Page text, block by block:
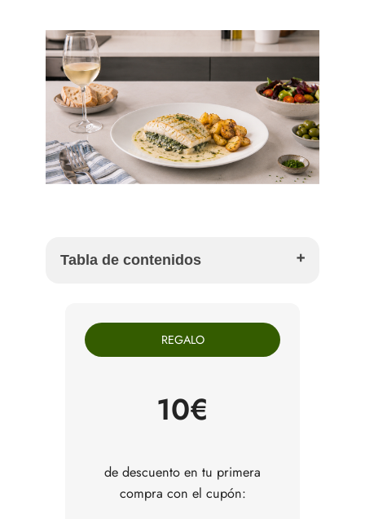
Tabla de contenidos
la crema
Ingredientes para preparar merluza rellena
Cómo hacer merluza rellena de espinacas a la
Errores comunes al preparar merluza rellena de
REGALO
10€
de descuento en tu primera
compra con el cupón: